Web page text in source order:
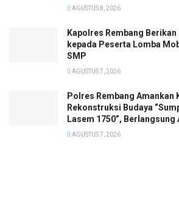
AGUSTUS 8, 2026
Kapolres Rembang
kepada Peserta Lomba
SMP
AGUSTUS 7, 2026
Polres Rembang Amankan
Rekonstruksi Budaya
Lasem 1750”,
AGUSTUS 7, 2026